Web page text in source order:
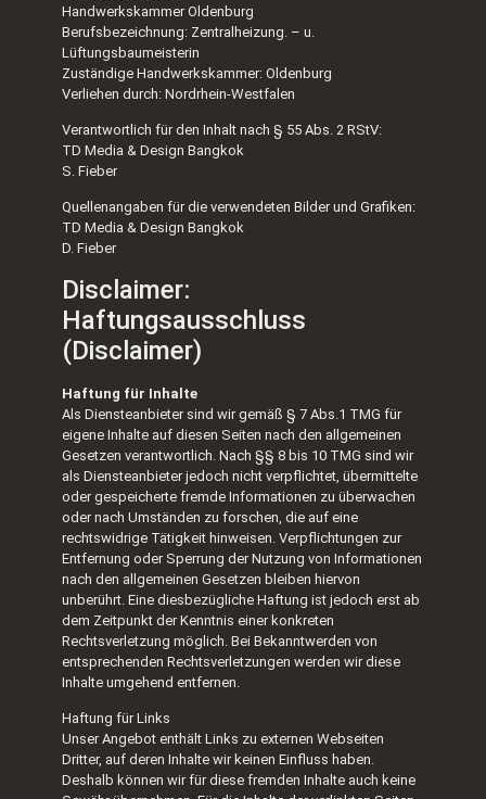
Handwerkskammer Oldenburg
Berufsbezeichnung: Zentralheizung. – u.
Lüftungsbaumeisterin
Zuständige Handwerkskammer: Oldenburg
Verliehen durch: Nordrhein-Westfalen
Verantwortlich für den Inhalt nach § 55 Abs. 2 RStV:
TD Media & Design Bangkok
S. Fieber
Quellenangaben für die verwendeten Bilder und Grafiken:
TD Media & Design Bangkok
D. Fieber
Disclaimer:
Haftungsausschluss
(Disclaimer)
Haftung für Inhalte
Als Diensteanbieter sind wir gemäß § 7 Abs.1 TMG für
eigene Inhalte auf diesen Seiten nach den allgemeinen
Gesetzen verantwortlich. Nach §§ 8 bis 10 TMG sind wir
als Diensteanbieter jedoch nicht verpflichtet, übermittelte
oder gespeicherte fremde Informationen zu überwachen
oder nach Umständen zu forschen, die auf eine
rechtswidrige Tätigkeit hinweisen. Verpflichtungen zur
Entfernung oder Sperrung der Nutzung von Informationen
nach den allgemeinen Gesetzen bleiben hiervon
unberührt. Eine diesbezügliche Haftung ist jedoch erst ab
dem Zeitpunkt der Kenntnis einer konkreten
Rechtsverletzung möglich. Bei Bekanntwerden von
entsprechenden Rechtsverletzungen werden wir diese
Inhalte umgehend entfernen.
Haftung für Links
Unser Angebot enthält Links zu externen Webseiten
Dritter, auf deren Inhalte wir keinen Einfluss haben.
Deshalb können wir für diese fremden Inhalte auch keine